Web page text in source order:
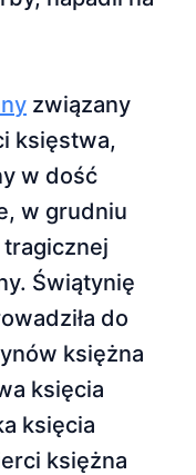
związany
księstwa,
w dość
w grudniu
tragicznej
Świątynię
do
księżna
księcia
księcia
księżna